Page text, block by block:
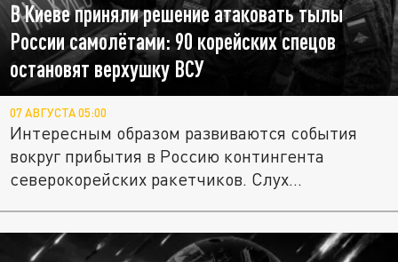
В Киеве приняли решение атаковать тылы
России самолётами: 90 корейских спецов
остановят верхушку ВСУ
07 АВГУСТА 05:00
Интересным образом развиваются события
вокруг прибытия в Россию контингента
северокорейских ракетчиков. Слух...